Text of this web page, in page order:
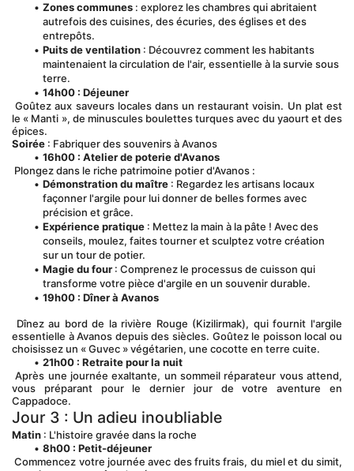
Zones communes : explorez les chambres qui abritaient
autrefois des cuisines, des écuries, des églises et des
entrepôts.
Puits de ventilation : Découvrez comment les habitants
maintenaient la circulation de l'air, essentielle à la survie sous
terre.
14h00 : Déjeuner
Goûtez aux saveurs locales dans un restaurant voisin. Un plat est
le « Manti », de minuscules boulettes turques avec du yaourt et des
épices.
Soirée : Fabriquer des souvenirs à Avanos
16h00 : Atelier de poterie d'Avanos
Plongez dans le riche patrimoine potier d'Avanos :
Démonstration du maître : Regardez les artisans locaux
façonner l'argile pour lui donner de belles formes avec
précision et grâce.
Expérience pratique : Mettez la main à la pâte ! Avec des
conseils, moulez, faites tourner et sculptez votre création
sur un tour de potier.
Magie du four : Comprenez le processus de cuisson qui
transforme votre pièce d'argile en un souvenir durable.
19h00 : Dîner à Avanos
essentielle à Avanos depuis des siècles. Goûtez le poisson local ou
choisissez un « Guvec » végétarien, une cocotte en terre cuite.
21h00 : Retraite pour la nuit
Après une journée exaltante, un sommeil réparateur vous attend,
vous préparant pour le dernier jour de votre aventure en
Cappadoce.
Jour 3 : Un adieu inoubliable
Matin : L'histoire gravée dans la roche
8h00 : Petit-déjeuner
Commencez votre journée avec des fruits frais, du miel et du simit,